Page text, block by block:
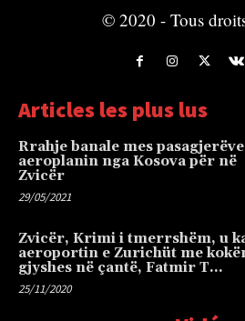
© 2020 - Tous
Articles les plus lus
Rrahje banale mes
aeroplanin nga Kosova për në
Zvicër
29/05/2021
Zvicër, Krimi i tmerrshëm, u
aeroportin e Zurichüt me
gjyshes në çantë, Fatmir T…
25/11/2020